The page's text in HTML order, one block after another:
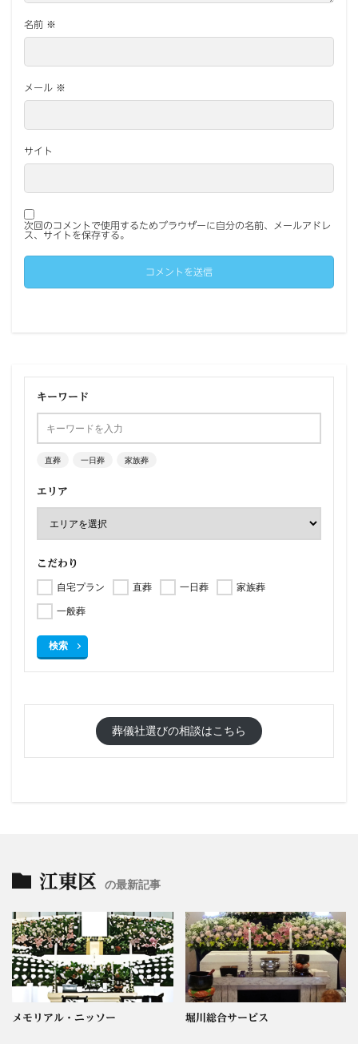
名前 ※
メール ※
サイト
次回のコメントで使用するためブラウザーに自分の名前、メールアドレ
ス、サイトを保存する。
キーワード
直葬 一日葬 家族葬
エリア
こだわり
自宅プラン 直葬 一日葬
家族葬
一般葬
検索
葬儀社選びの相談はこちら
江東区 の最新記事
メモリアル・ニッソー 堀川総合サービス